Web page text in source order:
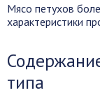
Мясо петухов
характеристики
типа